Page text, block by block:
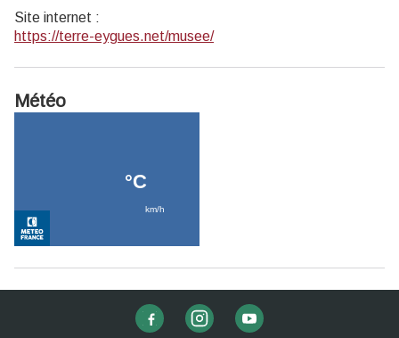
Site internet :
https://terre-eygues.net/musee/
Météo